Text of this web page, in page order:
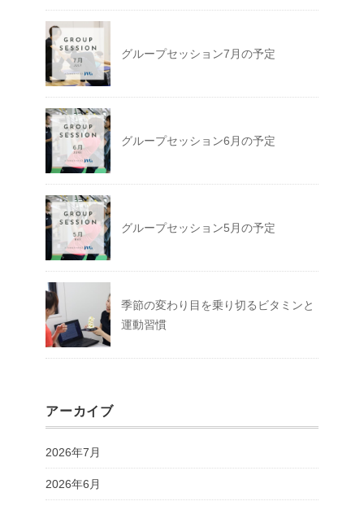
グループセッション7月の予定
グループセッション6月の予定
グループセッション5月の予定
季節の変わり目を乗り切るビタミンと
運動習慣
アーカイブ
2026年7月
2026年6月